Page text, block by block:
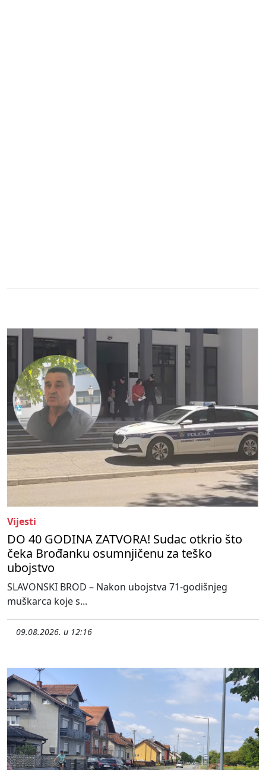
Vijesti
DO 40 GODINA ZATVORA! Sudac otkrio što
čeka Brođanku osumnjičenu za teško
ubojstvo
SLAVONSKI BROD – Nakon ubojstva 71-godišnjeg
muškarca koje s...
09.08.2026. u 12:16